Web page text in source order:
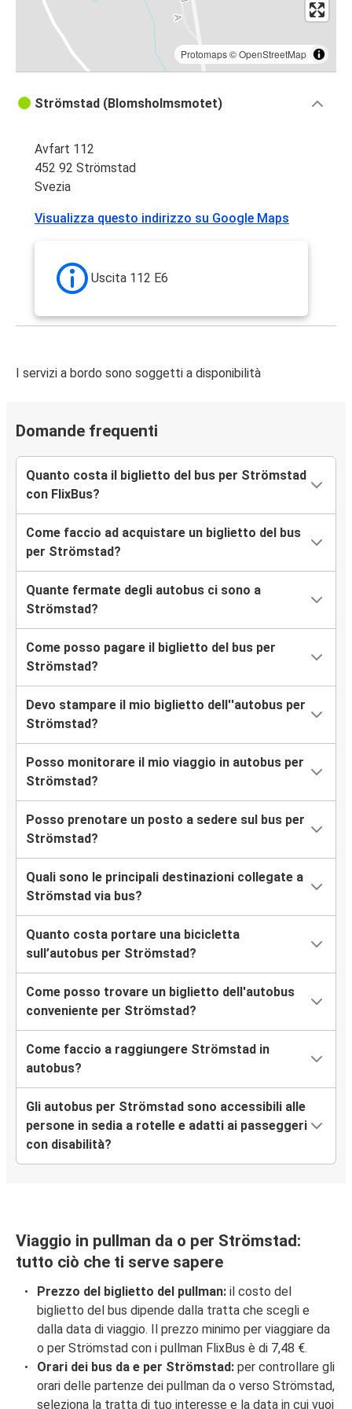
Protomaps©OpenStreetMap
Strömstad (Blomsholmsmotet)
Avfart 112
452 92 Strömstad
Svezia
Visualizza questo indirizzo su Google Maps
Uscita 112 E6
I servizi a bordo sono soggetti a disponibilità
Domande frequenti
Quanto costa il biglietto del bus per Strömstad
con FlixBus?
Come faccio ad acquistare un biglietto del bus
per Strömstad?
Quante fermate degli autobus ci sono a
Strömstad?
Come posso pagare il biglietto del bus per
Strömstad?
Devo stampare il mio biglietto dell''autobus per
Strömstad?
Posso monitorare il mio viaggio in autobus per
Strömstad?
Posso prenotare un posto a sedere sul bus per
Strömstad?
Quali sono le principali destinazioni collegate a
Strömstad via bus?
Quanto costa portare una bicicletta
sull’autobus per Strömstad?
Come posso trovare un biglietto dell'autobus
conveniente per Strömstad?
Come faccio a raggiungere Strömstad in
autobus?
Gli autobus per Strömstad sono accessibili alle
persone in sedia a rotelle e adatti ai passeggeri
con disabilità?
Viaggio in pullman da o per Strömstad:
tutto ciò che ti serve sapere
Prezzo del biglietto del pullman: il costo del
biglietto del bus dipende dalla tratta che scegli e
dalla data di viaggio. Il prezzo minimo per viaggiare da
o per Strömstad con i pullman FlixBus è di 7,48 €.
Orari dei bus da e per Strömstad: per controllare gli
orari delle partenze dei pullman da o verso Strömstad,
seleziona la tratta di tuo interesse e la data in cui vuoi